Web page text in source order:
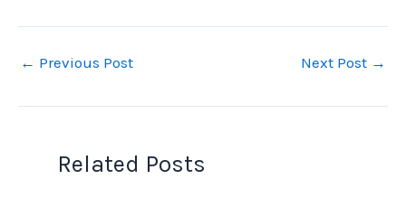
← Previous Post Next Post →
Related Posts